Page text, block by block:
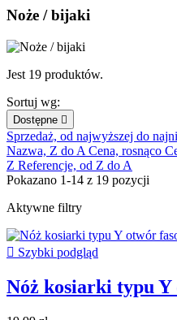
Noże / bijaki
Jest 19 produktów.
Sortuj wg:
Dostępne 
Sprzedaż, od najwyższej do
Nazwa, Z do A Cena, rosnąco
Z Referencje, od Z do A
Pokazano 1-14 z 19 pozycji
Aktywne filtry
 Szybki podgląd
Nóż kosiarki typu Y